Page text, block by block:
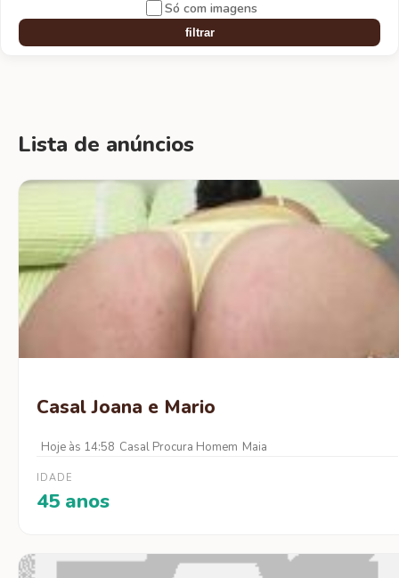
Só com imagens
filtrar
Lista de anúncios
Casal Joana e Mario
Hoje às 14:58 Casal Procura Homem Maia
IDADE
45 anos